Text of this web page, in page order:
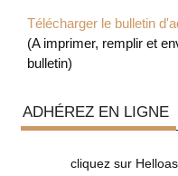
Télécharger le bulletin
(A imprimer, remplir et
bulletin)
ADHÉREZ EN LIGNE
cliquez sur